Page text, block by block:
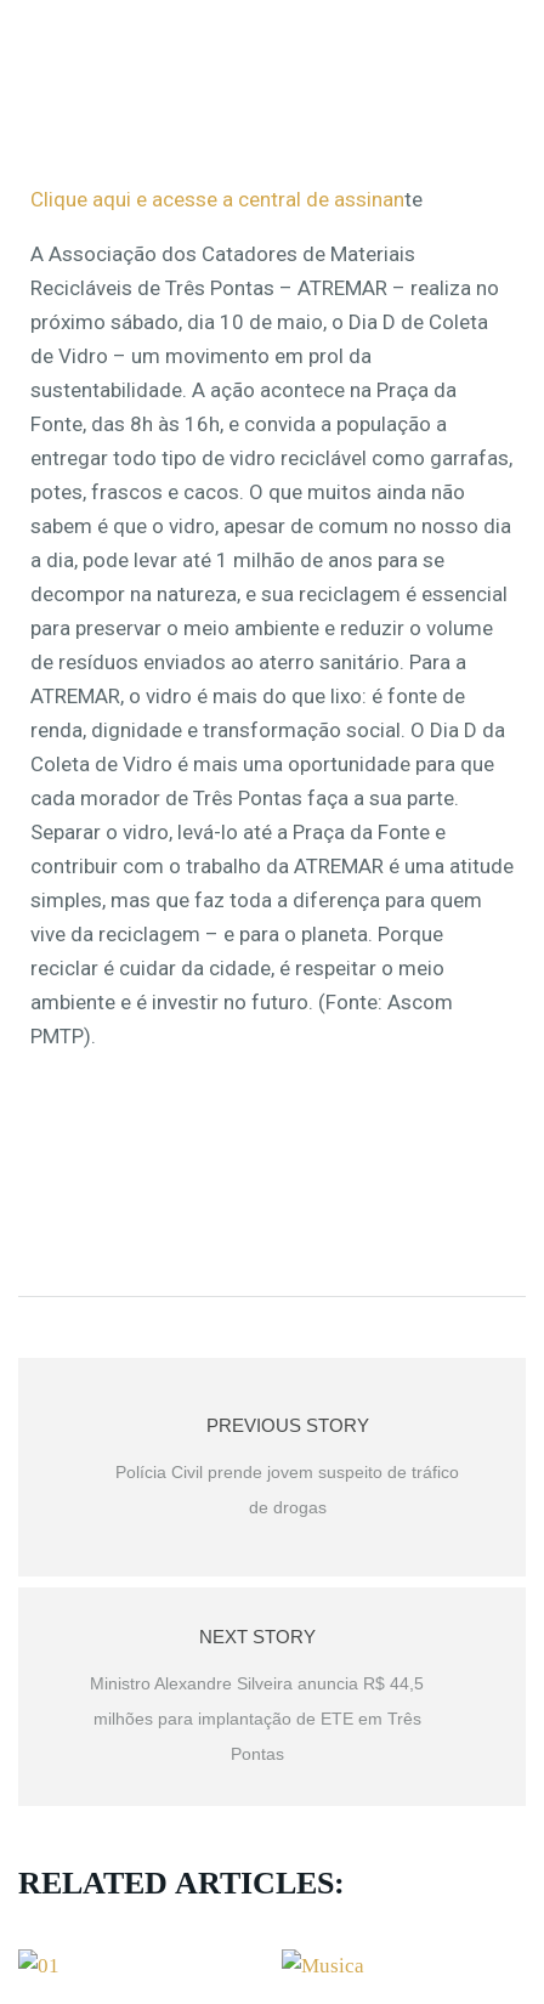
Clique aqui e acesse a central de assinante
A Associação dos Catadores de Materiais
Recicláveis de Três Pontas – ATREMAR – realiza no
próximo sábado, dia 10 de maio, o Dia D de Coleta
de Vidro – um movimento em prol da
sustentabilidade. A ação acontece na Praça da
Fonte, das 8h às 16h, e convida a população a
entregar todo tipo de vidro reciclável como garrafas,
potes, frascos e cacos. O que muitos ainda não
sabem é que o vidro, apesar de comum no nosso dia
a dia, pode levar até 1 milhão de anos para se
decompor na natureza, e sua reciclagem é essencial
para preservar o meio ambiente e reduzir o volume
de resíduos enviados ao aterro sanitário. Para a
ATREMAR, o vidro é mais do que lixo: é fonte de
renda, dignidade e transformação social. O Dia D da
Coleta de Vidro é mais uma oportunidade para que
cada morador de Três Pontas faça a sua parte.
Separar o vidro, levá-lo até a Praça da Fonte e
contribuir com o trabalho da ATREMAR é uma atitude
simples, mas que faz toda a diferença para quem
vive da reciclagem – e para o planeta. Porque
reciclar é cuidar da cidade, é respeitar o meio
ambiente e é investir no futuro. (Fonte: Ascom
PMTP).
PREVIOUS STORY
Polícia Civil prende jovem suspeito de tráfico
de drogas
NEXT STORY
Ministro Alexandre Silveira anuncia R$ 44,5
milhões para implantação de ETE em Três
Pontas
RELATED ARTICLES: